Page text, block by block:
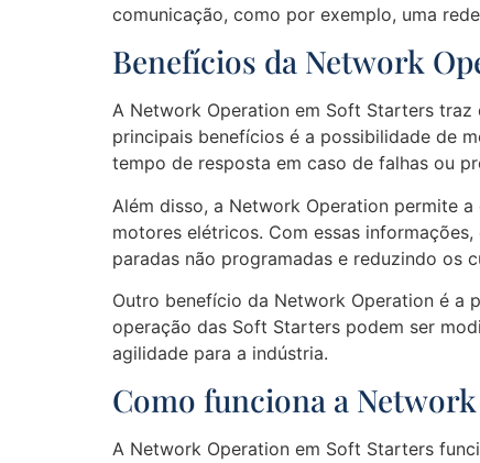
comunicação, como por exemplo, uma
Benefícios da Network
A Network Operation em Soft Starters traz
principais benefícios é a possibilidade de
tempo de resposta em caso de falhas ou
Além disso, a Network Operation permite
motores elétricos. Com essas
paradas não programadas e reduzindo os
Outro benefício da Network Operation é a
operação das Soft Starters podem ser
agilidade para a indústria.
Como funciona a
A Network Operation em Soft Starters